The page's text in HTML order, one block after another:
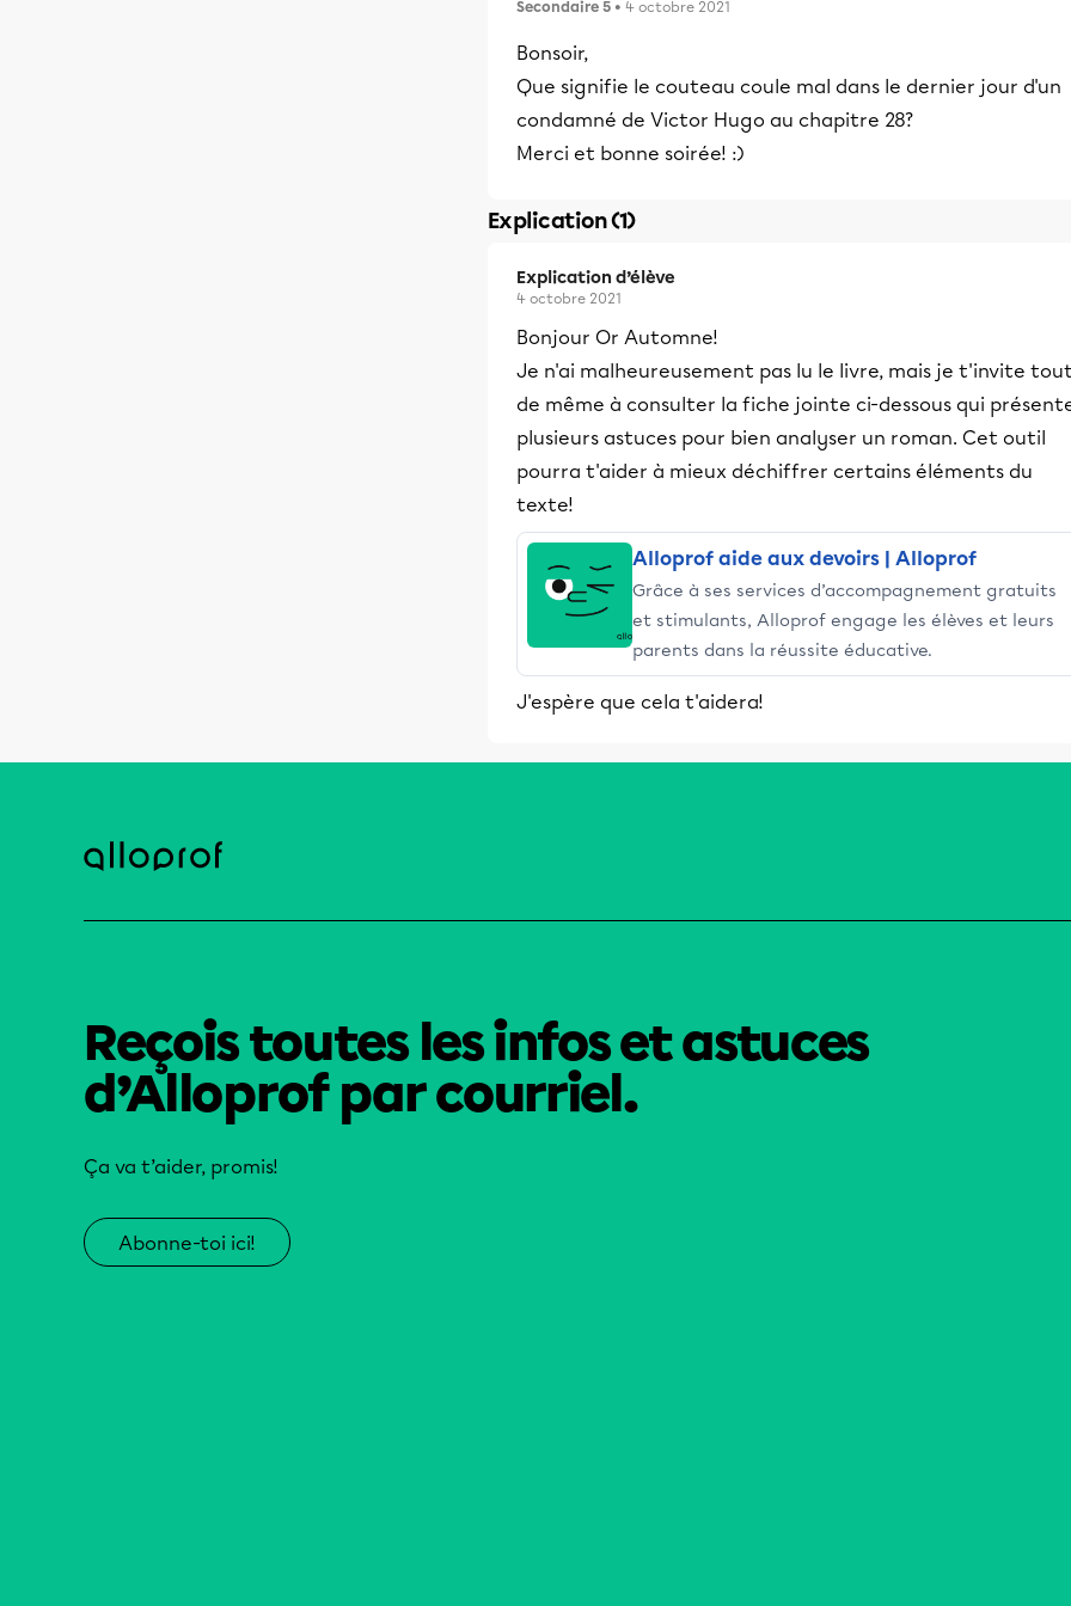
Secondaire 5 • 4 octobre 2021
Bonsoir,
Que signifie le couteau coule mal dans le dernier jour d'un
condamné de Victor Hugo au chapitre 28?
Merci et bonne soirée! :)
Explication (1)
Explication d’élève
4 octobre 2021
Bonjour Or Automne!
Je n'ai malheureusement pas lu le livre, mais je t'invite
de même à consulter la fiche jointe ci-dessous qui
plusieurs astuces pour bien analyser un roman. Cet outil
pourra t'aider à mieux déchiffrer certains éléments du
texte!
Alloprof aide aux devoirs | Alloprof
Grâce à ses services d’accompagnement gratuits
et stimulants, Alloprof engage les élèves et leurs
parents dans la réussite éducative.
J'espère que cela t'aidera!
Reçois toutes les infos et astuces
d’Alloprof par courriel.
Ça va t’aider, promis!
Abonne-toi ici!